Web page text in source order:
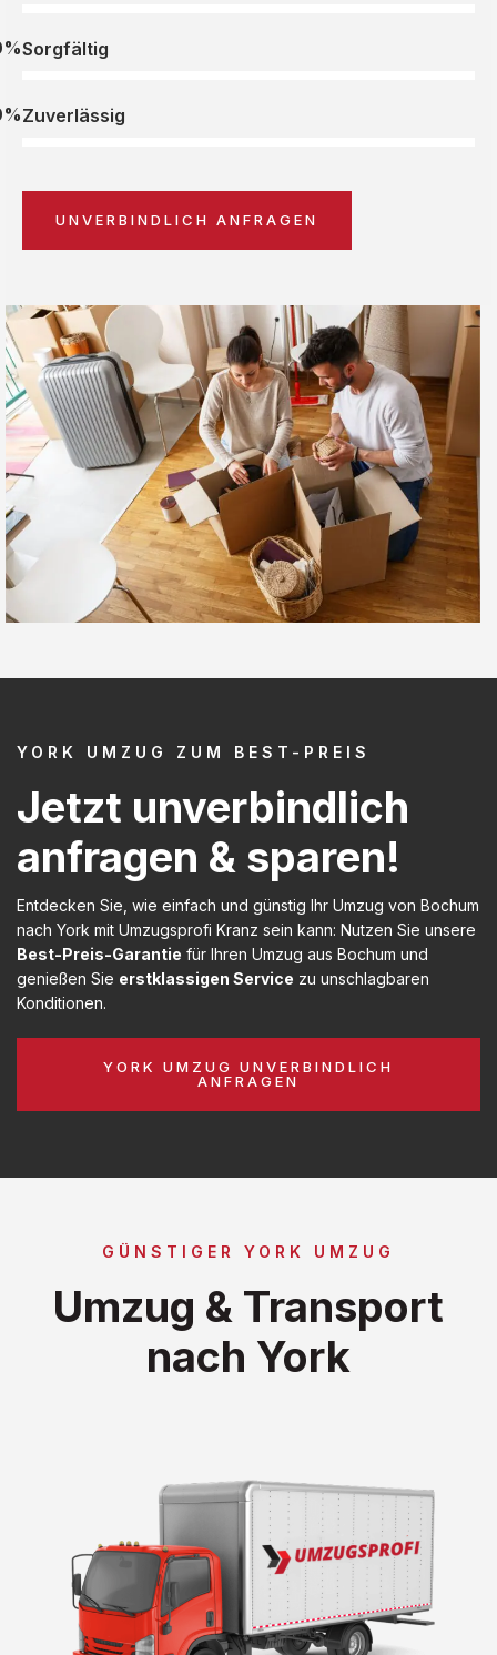
Sorgfältig
Zuverlässig
UNVERBINDLICH ANFRAGEN
YORK UMZUG ZUM BEST-PREIS
Jetzt unverbindlich
anfragen & sparen!
Entdecken Sie, wie einfach und günstig Ihr Umzug von Bochum
nach York mit Umzugsprofi Kranz sein kann: Nutzen Sie unsere
Best-Preis-Garantie für Ihren Umzug aus Bochum und
genießen Sie erstklassigen Service zu unschlagbaren
Konditionen.
YORK UMZUG UNVERBINDLICH
ANFRAGEN
GÜNSTIGER YORK UMZUG
Umzug & Transport
nach York